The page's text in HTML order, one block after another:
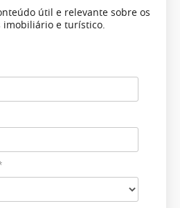
útil e relevante sobre os
imobiliário e turístico.